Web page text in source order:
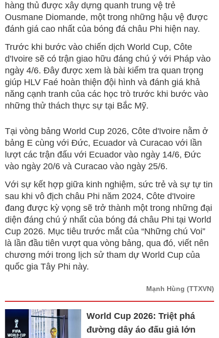
hàng thủ được xây dựng quanh trung vệ trẻ
Ousmane Diomande, một trong những hậu vệ được
đánh giá cao nhất của bóng đá châu Phi hiện nay.
Trước khi bước vào chiến dịch World Cup, Côte
d'Ivoire sẽ có trận giao hữu đáng chú ý với Pháp vào
ngày 4/6. Đây được xem là bài kiểm tra quan trọng
giúp HLV Faé hoàn thiện đội hình và đánh giá khả
năng cạnh tranh của các học trò trước khi bước vào
những thử thách thực sự tại Bắc Mỹ.
Tại vòng bảng World Cup 2026, Côte d'Ivoire nằm ở
bảng E cùng với Đức, Ecuador và Curacao với lần
lượt các trận đấu với Ecuador vào ngày 14/6, Đức
vào ngày 20/6 và Curacao vào ngày 25/6.
Với sự kết hợp giữa kinh nghiệm, sức trẻ và sự tự tin
sau khi vô địch châu Phi năm 2024, Côte d'Ivoire
đang được kỳ vọng sẽ trở thành một trong những đại
diện đáng chú ý nhất của bóng đá châu Phi tại World
Cup 2026. Mục tiêu trước mắt của “Những chú Voi”
là lần đầu tiên vượt qua vòng bảng, qua đó, viết nên
chương mới trong lịch sử tham dự World Cup của
quốc gia Tây Phi này.
Mạnh Hùng (TTXVN)
World Cup 2026: Triệt phá
đường dây áo đấu giả lớn